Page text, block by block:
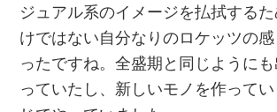
ジュアル系のイメージを払拭する
けではない自分なりのロケッツの
ったですね。全盛期と同じように
っていたし、新しいモノを作って